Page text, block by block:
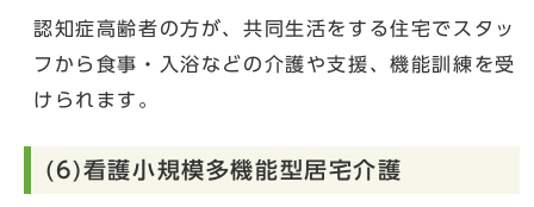
認知症高齢者の方が、共同生活をする住宅でスタッ
フから食事・入浴などの介護や支援、機能訓練を受
けられます。
(6)看護小規模多機能型居宅介護